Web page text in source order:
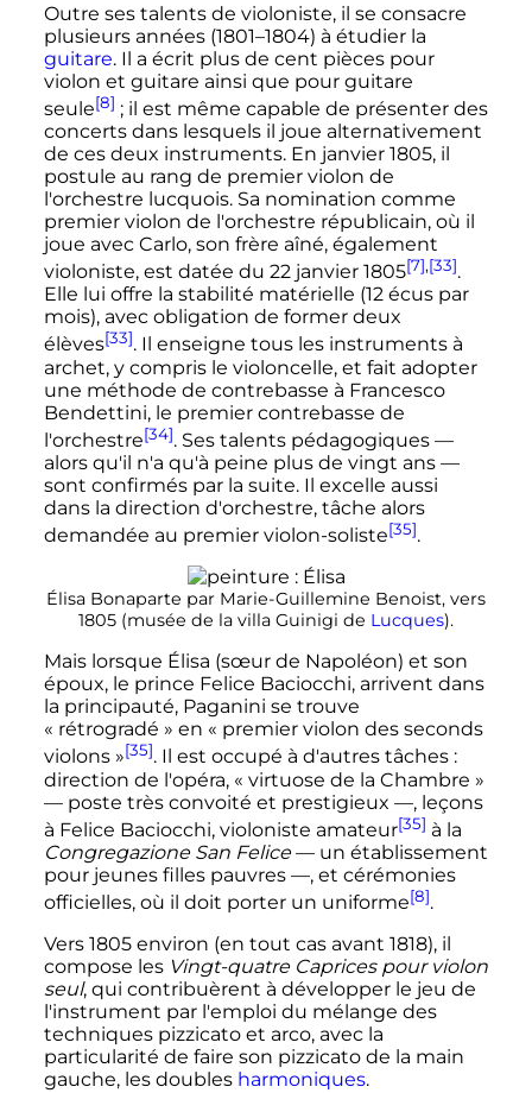
Outre ses talents de violoniste, il se consacre
plusieurs années (1801–1804) à étudier la
guitare. Il a écrit plus de cent pièces pour
violon et guitare ainsi que pour guitare
seule[8] ; il est même capable de présenter des
concerts dans lesquels il joue alternativement
de ces deux instruments. En janvier 1805, il
postule au rang de premier violon de
l'orchestre lucquois. Sa nomination comme
premier violon de l'orchestre républicain, où il
joue avec Carlo, son frère aîné, également
violoniste, est datée du 22 janvier 1805[7],[33].
Elle lui offre la stabilité matérielle (12 écuspar
mois), avec obligation de former deux
élèves[33]. Il enseigne tous les instruments à
archet, y compris le violoncelle, et fait adopter
une méthode de contrebasse à Francesco
Bendettini, le premier contrebasse de
l'orchestre[34]. Ses talents pédagogiques —
alors qu'il n'a qu'à peine plus de vingt ans —
sont confirmés par la suite. Il excelle aussi
dans la direction d'orchestre, tâche alors
demandée au premier violon-soliste[35].
Élisa Bonaparte par Marie-Guillemine Benoist, vers
1805 (musée de la villa Guinigi de Lucques).
Mais lorsque Élisa (sœur de Napoléon) et son
époux, le prince Felice Baciocchi, arrivent dans
la principauté, Paganini se trouve
« rétrogradé » en « premier violon des seconds
violons »[35]. Il est occupé à d'autres tâches :
direction de l'opéra, « virtuose de la Chambre »
— poste très convoité et prestigieux —, leçons
à Felice Baciocchi, violoniste amateur[35] à la
Congregazione San Felice — un établissement
pour jeunes filles pauvres —, et cérémonies
officielles, où il doit porter un uniforme[8].
Vers 1805 environ (en tout cas avant 1818), il
compose les Vingt-quatre Caprices pour violon
seul, qui contribuèrent à développer le jeu de
l'instrument par l'emploi du mélange des
techniques pizzicato et arco, avec la
particularité de faire son pizzicato de la main
gauche, les doubles harmoniques.